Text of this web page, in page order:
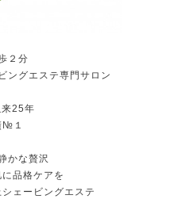
２分
ングエステ専門サロン
25年
№１
かな贅沢
品格ケアを
ェービングエステ